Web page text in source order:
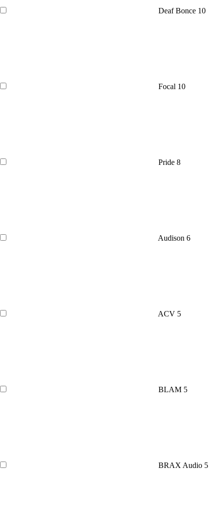
Deaf Bonce 10
Focal 10
Pride 8
Audison 6
ACV 5
BLAM 5
BRAX Audio 5